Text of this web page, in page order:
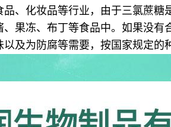
、化妆品等行业，由于三氯蔗
果冻、布丁等食品中。如果没
及为防腐等需要，按国家规定的